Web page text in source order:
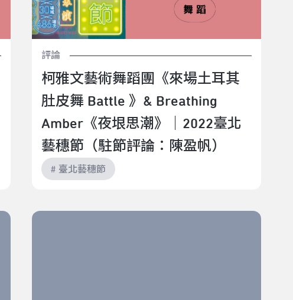
評論
柯雅文藝術舞蹈團《來場土耳其
肚皮舞 Battle 》& Breathing
Amber《夜垠思潮》｜2022臺北
藝穗節（駐節評論：陳盈帆）
# 臺北藝穗節
關於失去和療癒｜2022臺北藝穗節《月亮之子》讀劇演